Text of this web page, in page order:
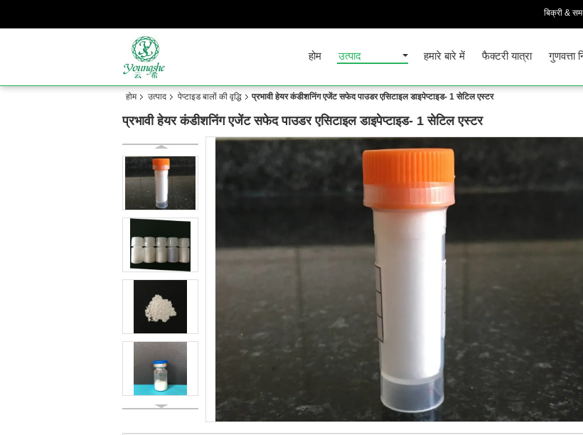
बिक्री &
होम उत्पाद हमारे बारे में फैक्टरी यात्रा गुणवत्ता
होम उत्पाद पेप्टाइड बालों की वृद्धि प्रभावी हेयर कंडीशनिंग एजेंट सफेद पाउडर एसिटाइल डाइपेप्टाइड- 1 सेटिल एस्टर
प्रभावी हेयर कंडीशनिंग एजेंट सफेद पाउडर एसिटाइल डाइपेप्टाइड- 1 सेटिल एस्टर